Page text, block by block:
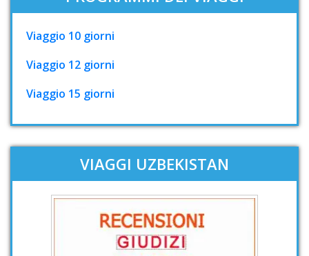
Viaggio 10 giorni
Viaggio 12 giorni
Viaggio 15 giorni
VIAGGI UZBEKISTAN